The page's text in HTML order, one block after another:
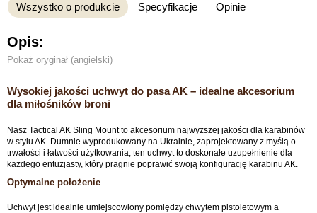
Wszystko o produkcie Specyfikacje Opinie
Opis:
Pokaż oryginał (angielski)
Wysokiej jakości uchwyt do pasa AK – idealne akcesorium
dla miłośników broni
Nasz Tactical AK Sling Mount to akcesorium najwyższej jakości dla karabinów
w stylu AK. Dumnie wyprodukowany na Ukrainie, zaprojektowany z myślą o
trwałości i łatwości użytkowania, ten uchwyt to doskonałe uzupełnienie dla
każdego entuzjasty, który pragnie poprawić swoją konfigurację karabinu AK.
Optymalne położenie
Uchwyt jest idealnie umiejscowiony pomiędzy chwytem pistoletowym a